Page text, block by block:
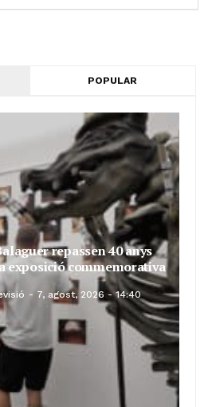
POPULAR
repassen 40 anys
exposició commemorativa
7, agost, 2026 - 14:40